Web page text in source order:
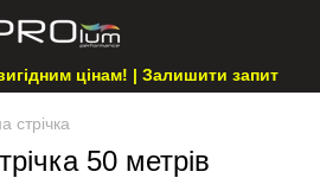
цінам! | Залишити запит
стрічка
50 метрів